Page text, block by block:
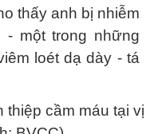
thấy anh bị nhiễm
- một trong những
loét dạ dày - tá